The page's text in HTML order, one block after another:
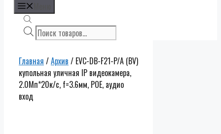
Поиск
товаров
Главная /Архив / EVC-DB-F21-P/A (BV)
купольная уличная IP видеокамера,
2.0Мп*20к/с, f=3.6мм, POE, аудио
вход